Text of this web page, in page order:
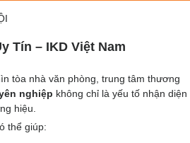
Tín – IKD Việt Nam
tòa nhà văn phòng, trung tâm thương
nghiệp không chỉ là yếu tố nhận diện
hiệu.
thể giúp: